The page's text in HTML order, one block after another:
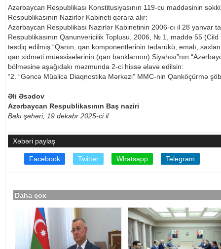
Azərbaycan Respublikası Konstitusiyasının 119-cu maddəsinin
Respublikasının Nazirlər Kabineti qərara alır:
Azərbaycan Respublikası Nazirlər Kabinetinin 2006-cı il 28 yanvar
Respublikasının Qanunvericilik Toplusu, 2006, № 1, maddə 55
təsdiq edilmiş “Qanın, qan komponentlərinin tədarükü, emalı,
qan xidməti müəssisələrinin (qan banklarının) Siyahısı”nın
bölməsinə aşağıdakı məzmunda 2-ci hissə əlavə edilsin:
“2. “Gəncə Müalicə Diaqnostika Mərkəzi” MMC-nin Qanköçürmə
Əli Əsədov
Azərbaycan Respublikasının Baş naziri
Bakı şəhəri, 19 dekabr 2025-ci il
Xəbəri paylaş
Facebook Twitter Whatsapp Telegram
Daha çox